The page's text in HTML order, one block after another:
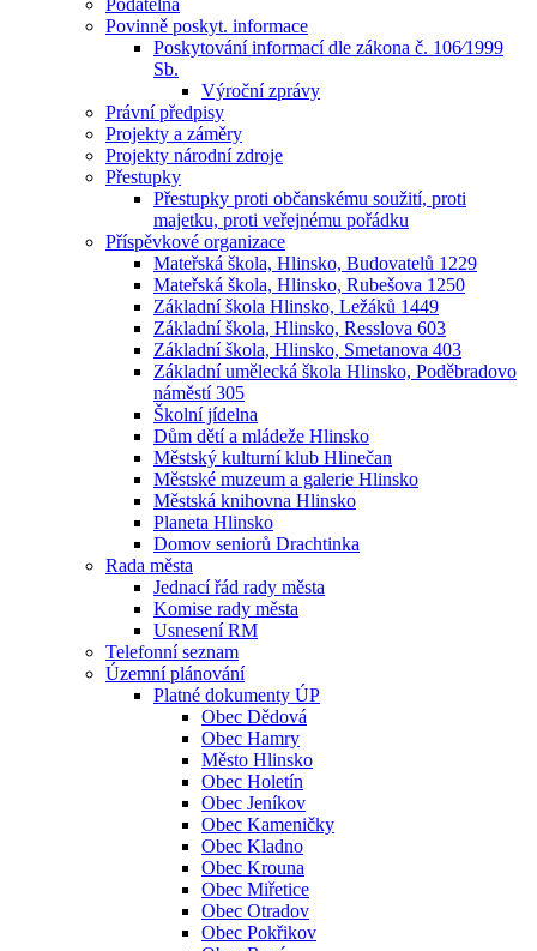
Podatelna
Povinně poskyt. informace
Poskytování informací dle zákona č. 106⁄1999
Sb.
Výroční zprávy
Právní předpisy
Projekty a záměry
Projekty národní zdroje
Přestupky
Přestupky proti občanskému soužití, proti
majetku, proti veřejnému pořádku
Příspěvkové organizace
Mateřská škola, Hlinsko, Budovatelů 1229
Mateřská škola, Hlinsko, Rubešova 1250
Základní škola Hlinsko, Ležáků 1449
Základní škola, Hlinsko, Resslova 603
Základní škola, Hlinsko, Smetanova 403
Základní umělecká škola Hlinsko, Poděbradovo
náměstí 305
Školní jídelna
Dům dětí a mládeže Hlinsko
Městský kulturní klub Hlinečan
Městské muzeum a galerie Hlinsko
Městská knihovna Hlinsko
Planeta Hlinsko
Domov seniorů Drachtinka
Rada města
Jednací řád rady města
Komise rady města
Usnesení RM
Telefonní seznam
Územní plánování
Platné dokumenty ÚP
Obec Dědová
Obec Hamry
Město Hlinsko
Obec Holetín
Obec Jeníkov
Obec Kameničky
Obec Kladno
Obec Krouna
Obec Miřetice
Obec Otradov
Obec Pokřikov